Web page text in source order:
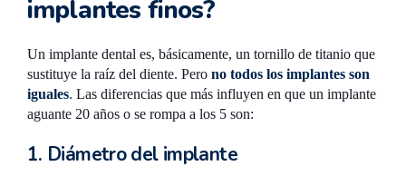
implantes finos?
Un implante dental es, básicamente, un tornillo de titanio que
sustituye la raíz del diente. Pero no todos los implantes son
iguales. Las diferencias que más influyen en que un implante
aguante 20 años o se rompa a los 5 son:
1. Diámetro del implante